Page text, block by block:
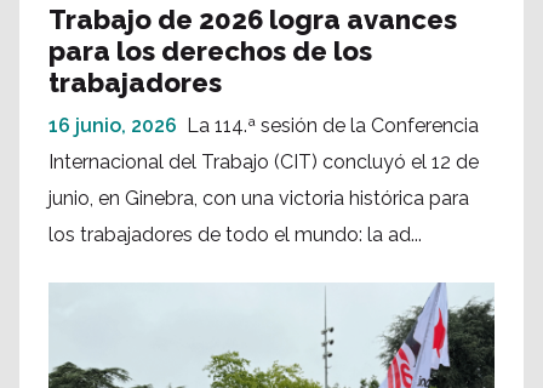
Trabajo de 2026 logra avances
para los derechos de los
trabajadores
16 junio, 2026 La 114.ª sesión de la Conferencia
Internacional del Trabajo (CIT) concluyó el 12 de
junio, en Ginebra, con una victoria histórica para
los trabajadores de todo el mundo: la ad...